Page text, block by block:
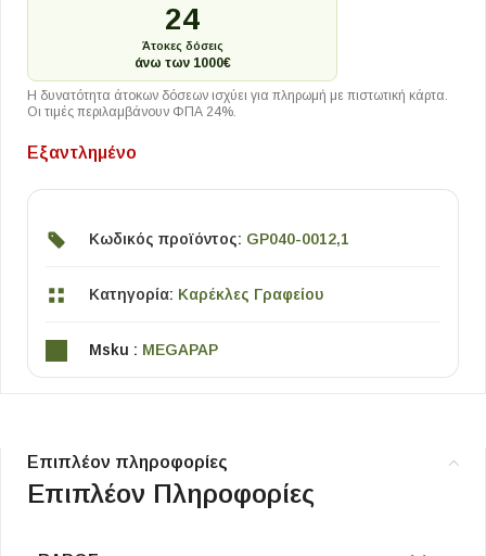
24
Άτοκες δόσεις
άνω των 1000€
Η δυνατότητα άτοκων δόσεων ισχύει για πληρωμή με πιστωτική κάρτα.
Οι τιμές περιλαμβάνουν ΦΠΑ 24%.
Εξαντλημένο
Κωδικός προϊόντος: GP040-0012,1
Κατηγορία: Καρέκλες Γραφείου
Msku : MEGAPAP
Επιπλέον πληροφορίες
Επιπλέον Πληροφορίες